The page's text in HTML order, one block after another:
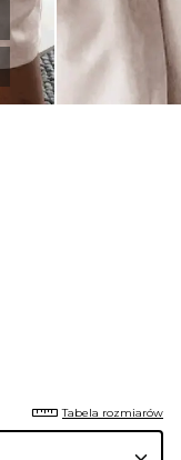
Tabela rozmiarów